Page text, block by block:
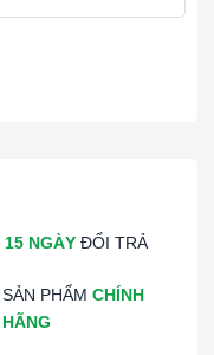
15 NGÀY ĐỔI TRẢ
SẢN PHẨMCHÍNH
HÃNG